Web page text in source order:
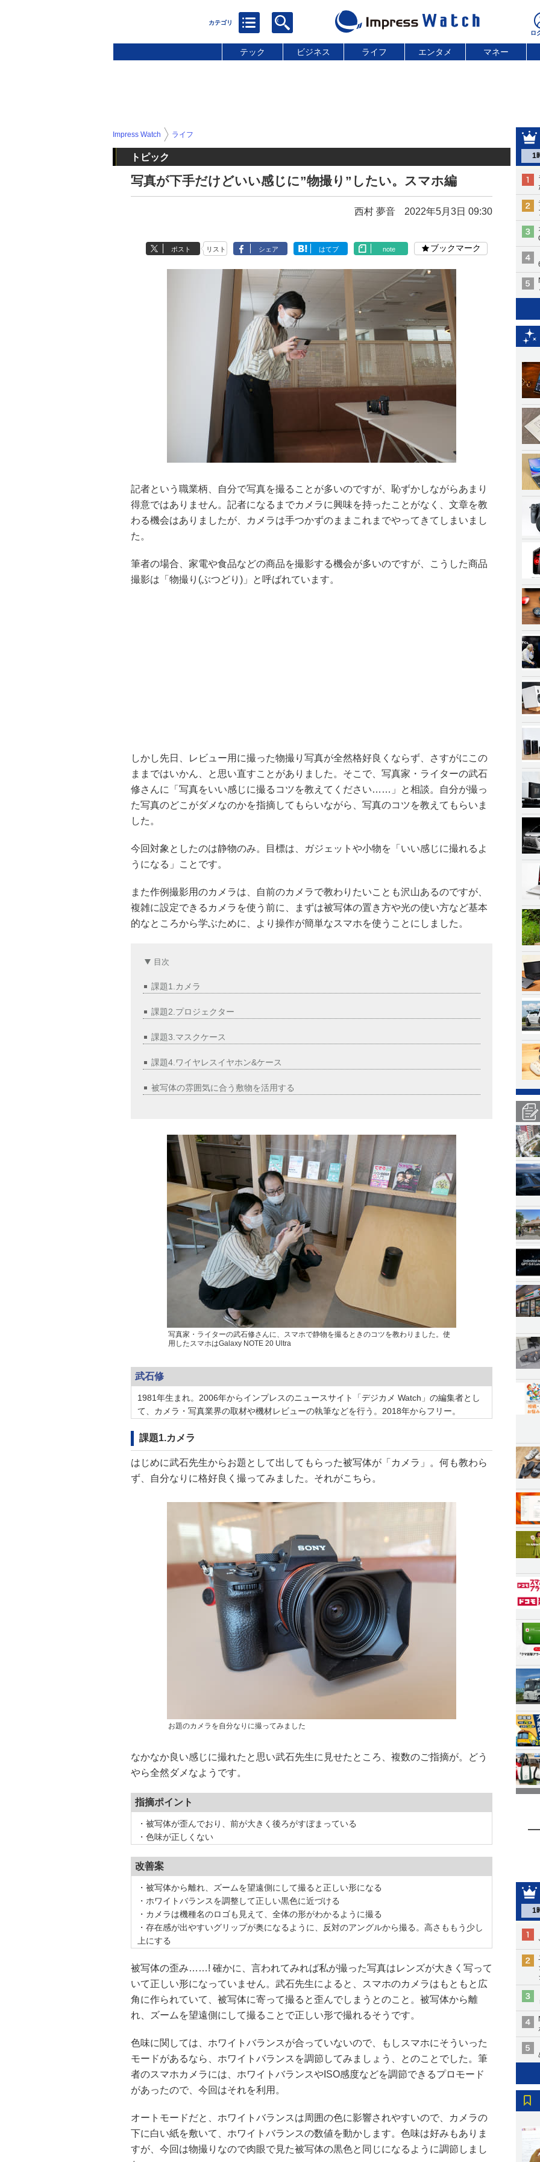
テック ビジネス ライフ エンタメ マネー
1
1
Impress Watch ライフ
トピック
写真が下手だけどいい感じに”物撮り”したい。スマホ編
西村 夢音 2022年5月3日 09:30
ポスト リスト シェア はてブ note ブックマーク
記者という職業柄、自分で写真を撮ることが多いのですが、恥ずかしながらあまり
得意ではありません。記者になるまでカメラに興味を持ったことがなく、文章を教
わる機会はありましたが、カメラは手つかずのままこれまでやってきてしまいまし
た。
筆者の場合、家電や食品などの商品を撮影する機会が多いのですが、こうした商品
撮影は「物撮り(ぶつどり)」と呼ばれています。
しかし先日、レビュー用に撮った物撮り写真が全然格好良くならず、さすがにこの
ままではいかん、と思い直すことがありました。そこで、写真家・ライターの武石
修さんに「写真をいい感じに撮るコツを教えてください……」と相談。自分が撮っ
た写真のどこがダメなのかを指摘してもらいながら、写真のコツを教えてもらいま
した。
今回対象としたのは静物のみ。目標は、ガジェットや小物を「いい感じに撮れるよ
うになる」ことです。
また作例撮影用のカメラは、自前のカメラで教わりたいことも沢山あるのですが、
複雑に設定できるカメラを使う前に、まずは被写体の置き方や光の使い方など基本
的なところから学ぶために、より操作が簡単なスマホを使うことにしました。
目次
課題1.カメラ
課題2.プロジェクター
課題3.マスクケース
課題4.ワイヤレスイヤホン&ケース
被写体の雰囲気に合う敷物を活用する
写真家・ライターの武石修さんに、スマホで静物を撮るときのコツを教わりました。使
用したスマホはGalaxy NOTE 20 Ultra
武石修
1981年生まれ。2006年からインプレスのニュースサイト「デジカメ Watch」の編集者とし
て、カメラ・写真業界の取材や機材レビューの執筆などを行う。2018年からフリー。
課題1.カメラ
はじめに武石先生からお題として出してもらった被写体が「カメラ」。何も教わら
ず、自分なりに格好良く撮ってみました。それがこちら。
お題のカメラを自分なりに撮ってみました
なかなか良い感じに撮れたと思い武石先生に見せたところ、複数のご指摘が。どう
やら全然ダメなようです。
指摘ポイント
・被写体が歪んでおり、前が大きく後ろがすぼまっている
・色味が正しくない
改善案
・被写体から離れ、ズームを望遠側にして撮ると正しい形になる
・ホワイトバランスを調整して正しい黒色に近づける
・カメラは機種名のロゴも見えて、全体の形がわかるように撮る
・存在感が出やすいグリップが奥になるように、反対のアングルから撮る。高さももう少し
上にする
被写体の歪み……! 確かに、言われてみれば私が撮った写真はレンズが大きく写って
いて正しい形になっていません。武石先生によると、スマホのカメラはもともと広
角に作られていて、被写体に寄って撮ると歪んでしまうとのこと。被写体から離
れ、ズームを望遠側にして撮ることで正しい形で撮れるそうです。
色味に関しては、ホワイトバランスが合っていないので、もしスマホにそういった
モードがあるなら、ホワイトバランスを調節してみましょう、とのことでした。筆
者のスマホカメラには、ホワイトバランスやISO感度などを調節できるプロモード
があったので、今回はそれを利用。
オートモードだと、ホワイトバランスは周囲の色に影響されやすいので、カメラの
下に白い紙を敷いて、ホワイトバランスの数値を動かします。色味は好みもありま
すが、今回は物撮りなので肉眼で見た被写体の黒色と同じになるように調節しまし